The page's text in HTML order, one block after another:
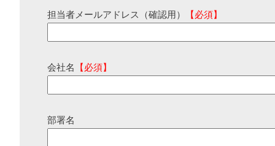
担当者メールアドレス（確認用） 【必須】
会社名 【必須】
部署名